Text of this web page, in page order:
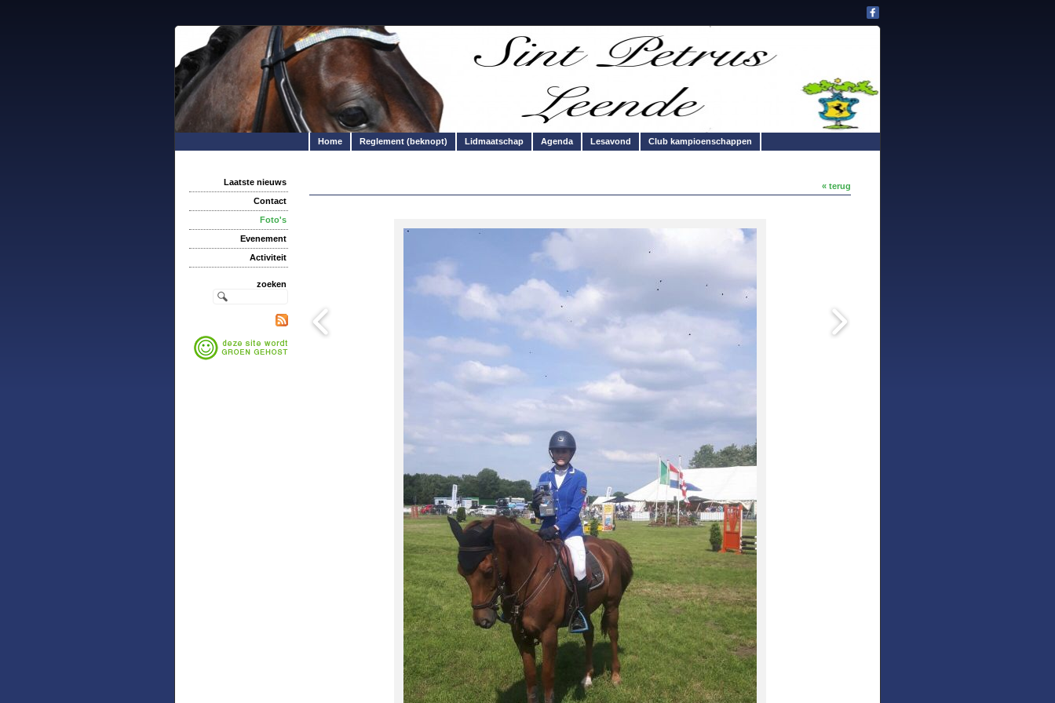
Home Reglement (beknopt) Lidmaatschap Agenda Lesavond Club kampioenschappen
Laatste nieuws
Contact
Foto's
Evenement
Activiteit
zoeken
« terug